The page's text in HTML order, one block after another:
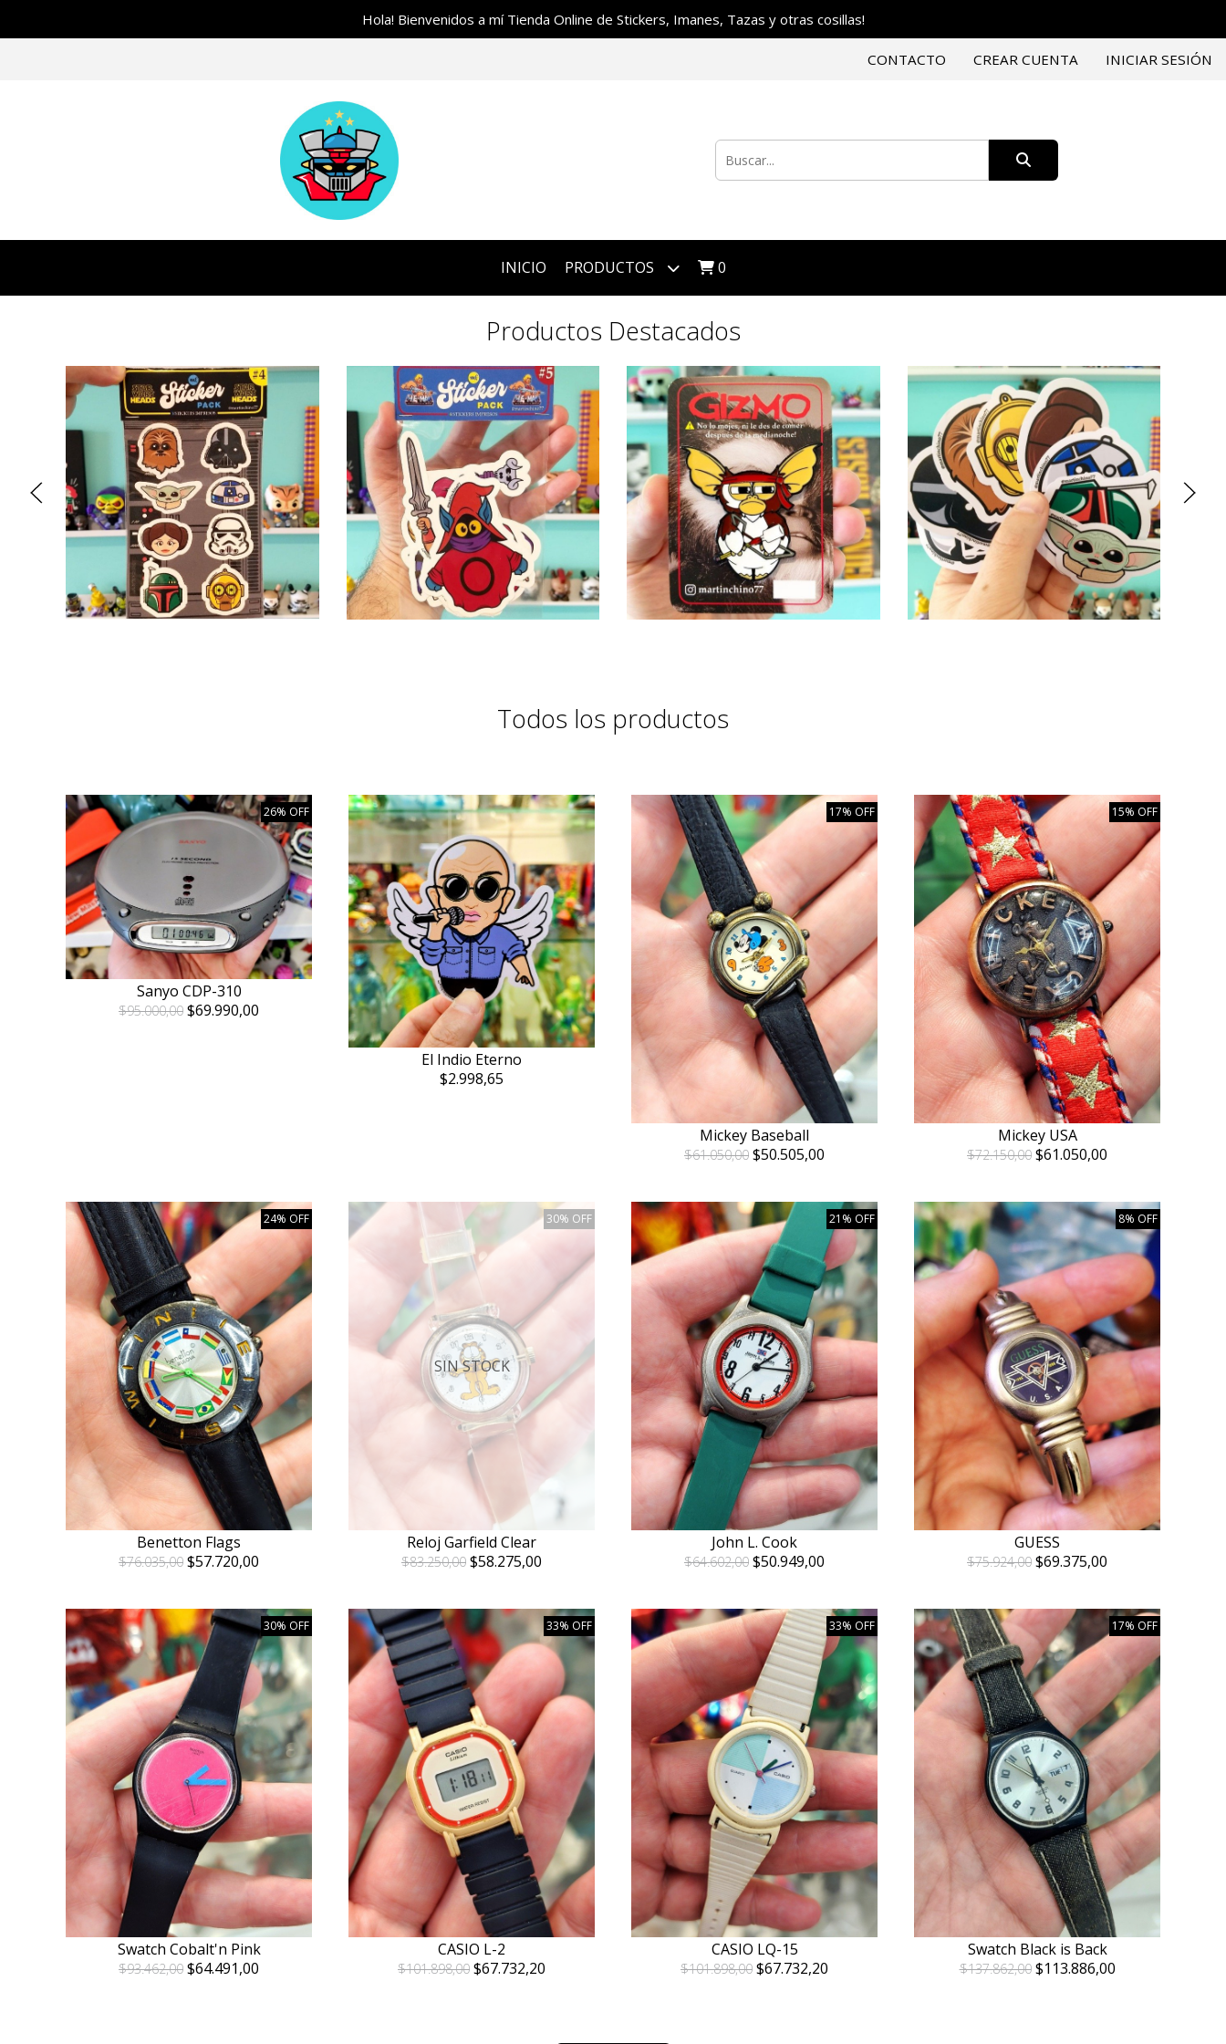
Hola! Bienvenidos a mí Tienda Online de Stickers, Imanes, Tazas y otras cosillas!
CONTACTO CREAR CUENTA INICIAR SESIÓN
INICIO PRODUCTOS 0
Productos Destacados
Todos los productos
26% OFF
Sanyo CDP-310
$95.000,00 $69.990,00
El Indio Eterno
$2.998,65
17% OFF
Mickey Baseball
$61.050,00 $50.505,00
15% OFF
Mickey USA
$72.150,00 $61.050,00
24% OFF
Benetton Flags
$76.035,00 $57.720,00
30% OFF
SIN STOCK
Reloj Garfield Clear
$83.250,00 $58.275,00
21% OFF
John L. Cook
$64.602,00 $50.949,00
8% OFF
GUESS
$75.924,00 $69.375,00
30% OFF
Swatch Cobalt'n Pink
$93.462,00 $64.491,00
33% OFF
CASIO L-2
$101.898,00 $67.732,20
33% OFF
CASIO LQ-15
$101.898,00 $67.732,20
17% OFF
Swatch Black is Back
$137.862,00$113.886,00